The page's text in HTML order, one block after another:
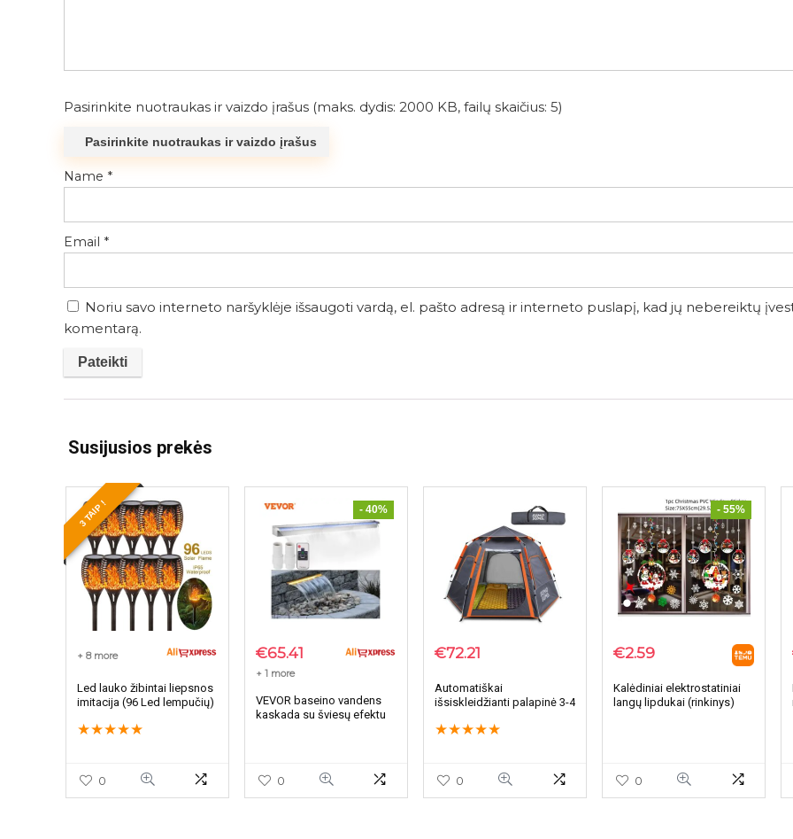
Pasirinkite nuotraukas ir vaizdo įrašus (maks. dydis: 2000 KB, failų skaičius: 5)
Pasirinkite nuotraukas ir vaizdo įrašus
Name *
Email *
Noriu savo interneto naršyklėje išsaugoti vardą, el. pašto adresą ir interneto puslapį, kad jų nebereiktų
komentarą.
Susijusios prekės
3 TAIP !
+ 8 more
Led lauko žibintai liepsnos
imitacija (96 Led lempučių)
★★★★★
0
- 40%
€65.41
+ 1 more
VEVOR baseino vandens
kaskada su šviesų efektu
0
€72.21
Automatiškai
išsiskleidžianti palapinė 3-4
★★★★★
0
- 55%
€2.59
Kalėdiniai elektrostatiniai
langų lipdukai (rinkinys)
0